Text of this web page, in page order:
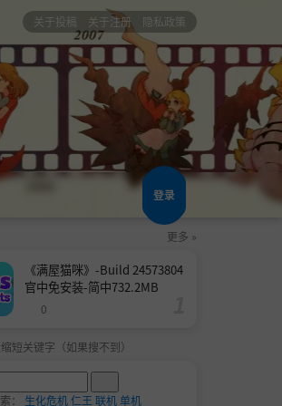
关于投稿 关于注册 隐私政策
登录
更多 »
《满屋猫咪》-Build 24573804
官中免安装-简中732.2MB
0
短关键字（如果搜不到）
： 生化危机仁王 联机单机